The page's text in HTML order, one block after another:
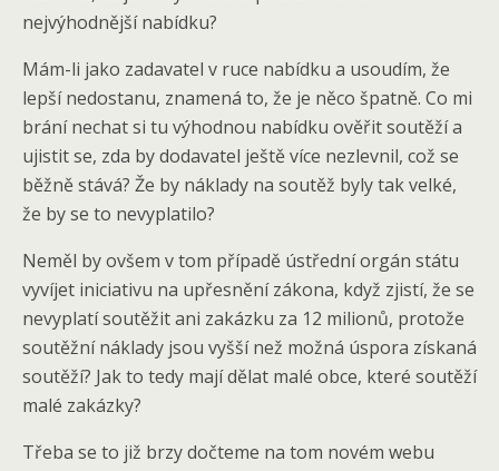
nejvýhodnější nabídku?
Mám-li jako zadavatel v ruce nabídku a usoudím, že
lepší nedostanu, znamená to, že je něco špatně. Co mi
brání nechat si tu výhodnou nabídku ověřit soutěží a
ujistit se, zda by dodavatel ještě více nezlevnil, což se
běžně stává? Že by náklady na soutěž byly tak velké,
že by se to nevyplatilo?
Neměl by ovšem v tom případě ústřední orgán státu
vyvíjet iniciativu na upřesnění zákona, když zjistí, že se
nevyplatí soutěžit ani zakázku za 12 milionů, protože
soutěžní náklady jsou vyšší než možná úspora získaná
soutěží? Jak to tedy mají dělat malé obce, které soutěží
malé zakázky?
Třeba se to již brzy dočteme na tom novém webu